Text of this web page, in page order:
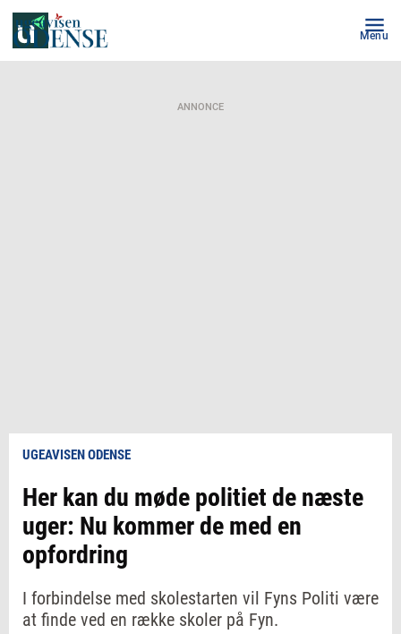
Menu
ANNONCE
UGEAVISEN ODENSE
Her kan du møde politiet de næste
uger: Nu kommer de med en
opfordring
I forbindelse med skolestarten vil Fyns Politi være
at finde ved en række skoler på Fyn.